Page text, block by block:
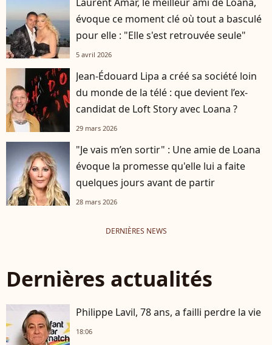
évoque ce moment clé où tout a basculé
pour elle : "Elle s'est retrouvée seule"
5 avril 2026
Jean-Édouard Lipa a créé sa société loin
du monde de la télé : que devient l’ex-
candidat de Loft Story avec Loana ?
29 mars 2026
"Je vais m’en sortir" : Une amie de Loana
évoque la promesse qu'elle lui a faite
quelques jours avant de partir
28 mars 2026
DERNIÈRES NEWS
Dernières actualités
Philippe Lavil, 78 ans, a failli perdre la vie
18:06